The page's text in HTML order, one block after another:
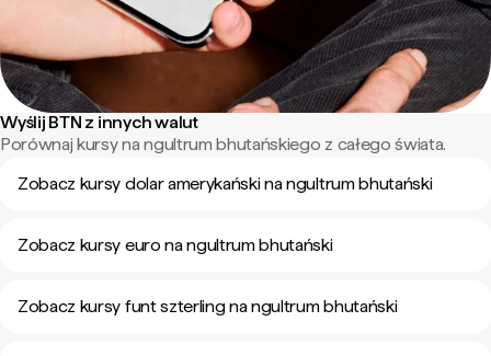
Wyślij BTN z innych walut
Porównaj kursy na ngultrum bhutańskiego z całego świata.
Zobacz kursy dolar amerykański na ngultrum bhutański
Zobacz kursy euro na ngultrum bhutański
Zobacz kursy funt szterling na ngultrum bhutański